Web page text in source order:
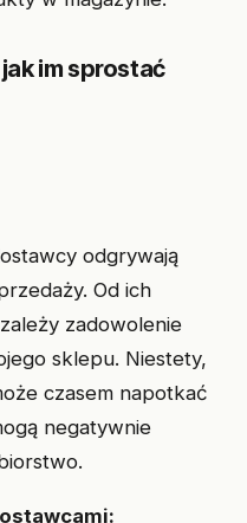
im sprostać
odgrywają
Od ich
zadowolenie
sklepu. Niestety,
czasem napotkać
negatywnie